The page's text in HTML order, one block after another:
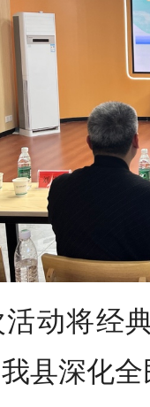
活动将经
县深化